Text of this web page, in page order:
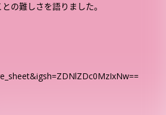
の難しさを語りました。